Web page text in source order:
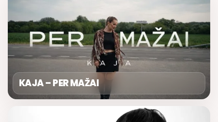
KAJA – PER MAŽAI